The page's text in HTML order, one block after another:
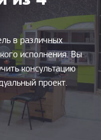
в различных
исполнения. Вы
консультацию
проект.